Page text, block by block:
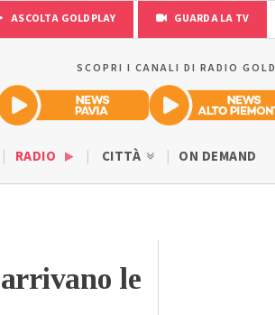
ASCOLTA GOLDPLAY GUARDA LA TV
SCOPRI I CANALI DI RADIO GOLD
RADIO CITTÀ ON DEMAND
le